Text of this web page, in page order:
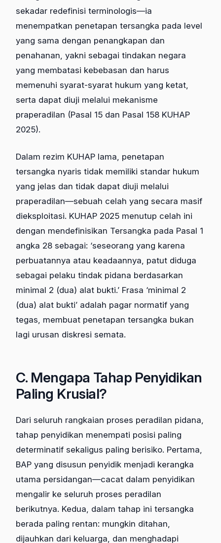
sekadar redefinisi terminologis—ia
menempatkan penetapan tersangka pada level
yang sama dengan penangkapan dan
penahanan, yakni sebagai tindakan negara
yang membatasi kebebasan dan harus
memenuhi syarat-syarat hukum yang ketat,
serta dapat diuji melalui mekanisme
praperadilan (Pasal 15 dan Pasal 158 KUHAP
2025).
Dalam rezim KUHAP lama, penetapan
tersangka nyaris tidak memiliki standar hukum
yang jelas dan tidak dapat diuji melalui
praperadilan—sebuah celah yang secara masif
dieksploitasi. KUHAP 2025 menutup celah ini
dengan mendefinisikan Tersangka pada Pasal 1
angka 28 sebagai: ‘seseorang yang karena
perbuatannya atau keadaannya, patut diduga
sebagai pelaku tindak pidana berdasarkan
minimal 2 (dua) alat bukti.’ Frasa ‘minimal 2
(dua) alat bukti’ adalah pagar normatif yang
tegas, membuat penetapan tersangka bukan
lagi urusan diskresi semata.
C. Mengapa Tahap Penyidikan
Paling Krusial?
Dari seluruh rangkaian proses peradilan pidana,
tahap penyidikan menempati posisi paling
determinatif sekaligus paling berisiko. Pertama,
BAP yang disusun penyidik menjadi kerangka
utama persidangan—cacat dalam penyidikan
mengalir ke seluruh proses peradilan
berikutnya. Kedua, dalam tahap ini tersangka
berada paling rentan: mungkin ditahan,
dijauhkan dari keluarga, dan menghadapi